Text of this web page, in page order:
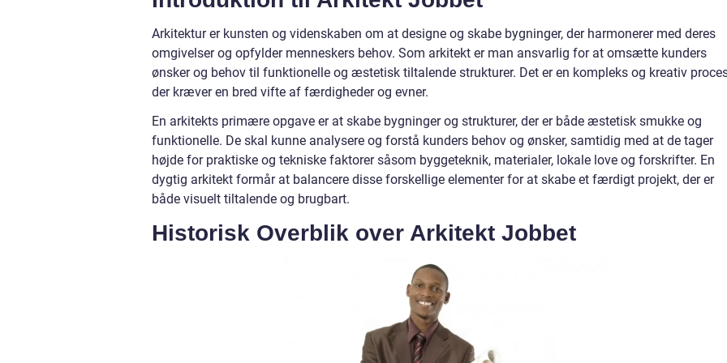
Arkitektur er kunsten og videnskaben om at designe og skabe bygninger, der harmonerer med deres
omgivelser og opfylder menneskers behov. Som arkitekt er man ansvarlig for at omsætte kunders
ønsker og behov til funktionelle og æstetisk tiltalende strukturer. Det er en kompleks og kreativ
der kræver en bred vifte af færdigheder og evner.
En arkitekts primære opgave er at skabe bygninger og strukturer, der er både æstetisk smukke og
funktionelle. De skal kunne analysere og forstå kunders behov og ønsker, samtidig med at de tager
højde for praktiske og tekniske faktorer såsom byggeteknik, materialer, lokale love og forskrifter. En
dygtig arkitekt formår at balancere disse forskellige elementer for at skabe et færdigt projekt, der er
både visuelt tiltalende og brugbart.
Historisk Overblik over Arkitekt Jobbet